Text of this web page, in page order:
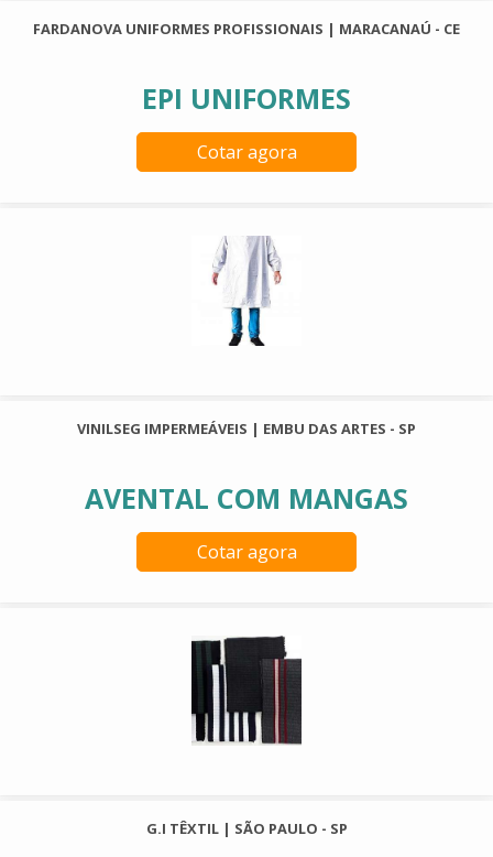
FARDANOVA UNIFORMES PROFISSIONAIS | MARACANAÚ - CE
EPI UNIFORMES
Cotar agora
VINILSEG IMPERMEÁVEIS | EMBU DAS ARTES - SP
AVENTAL COM MANGAS
Cotar agora
G.I TÊXTIL | SÃO PAULO - SP